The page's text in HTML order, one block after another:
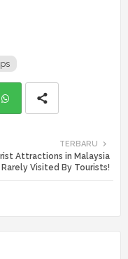
TERBARU
Attractions in Malaysia
Rarely Visited By Tourists!